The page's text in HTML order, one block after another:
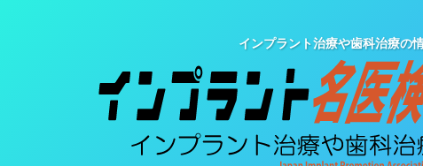
インプラント治療や歯科治療の